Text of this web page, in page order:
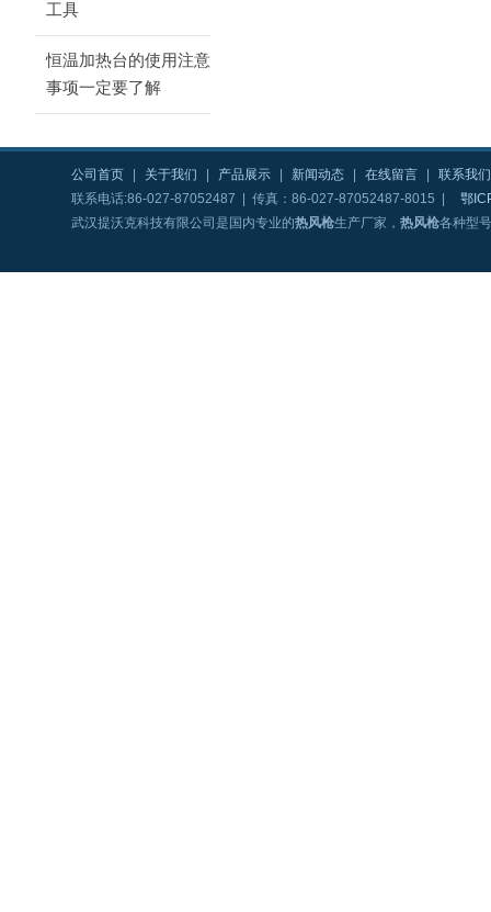
工具
恒温加热台的使用注意
事项一定要了解
公司首页 关于我们 产品展示 新闻动态 在线留言
联系我们
联系电话:86-027-87052487 | 传真：86-027-87052487-8015 |
鄂
武汉提沃克科技有限公司是国内专业的热风枪生产厂家， 热风枪各种型